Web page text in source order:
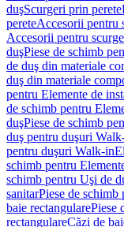
duşScurgeri prin perete
pereteAccesorii pentru
Accesorii pentru
duşPiese de schimb
de duş din materiale
duş din materiale
pentru Elemente de
de schimb pentru
duşPiese de schimb
duş pentru duşuri
pentru duşuri Walk-in
schimb pentru
schimb pentru Uşi de
sanitarPiese de schimb
baie rectangularePiese
rectangulareCăzi de